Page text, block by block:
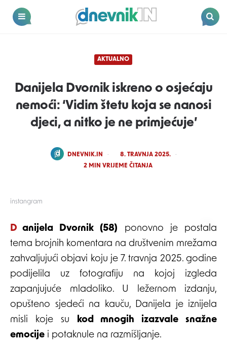
Dnevnik.in
instangram
AKTUALNO
Danijela Dvornik iskreno o osjećaju
nemoći: ‘Vidim štetu koja se nanosi
djeci, a nitko je ne primjećuje’
POSTED
DNEVNIK.IN
8. TRAVNJA 2025.
2 MIN VRIJEME ČITANJA
Danijela Dvornik (58) ponovno je postala
tema brojnih komentara na društvenim mrežama
zahvaljujući objavi koju je 7. travnja 2025. godine
podijelila uz fotografiju na kojoj izgleda
zapanjujuće mladoliko. U ležernom izdanju,
opušteno sjedeći na kauču, Danijela je iznijela
misli koje su kod mnogih izazvale snažne
emocije i potaknule na razmišljanje.